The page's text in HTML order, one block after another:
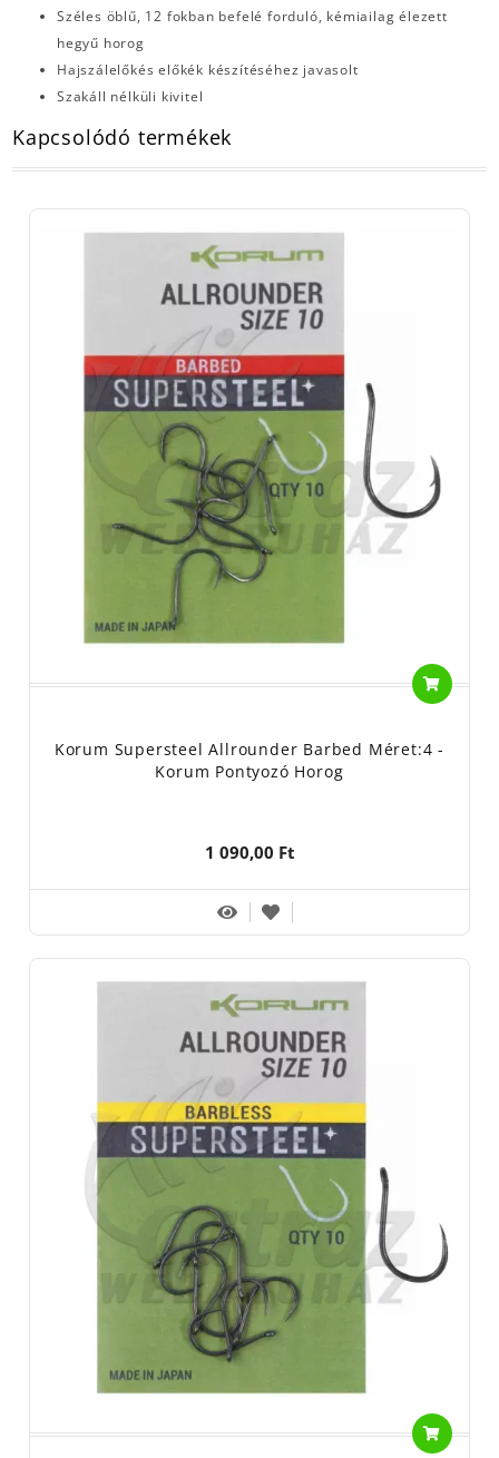
Széles öblű, 12 fokban befelé forduló, kémiailag élezett
hegyű horog
Hajszálelőkés előkék készítéséhez javasolt
Szakáll nélküli kivitel
Kapcsolódó termékek
Korum Supersteel Allrounder Barbed Méret:4 -
Korum Pontyozó Horog
1 090,00 Ft